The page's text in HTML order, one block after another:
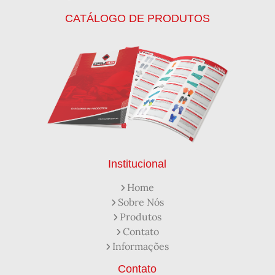
Calçados de Segurança
Calçados de Segurança Epi
Capacete de Segurança Ca
Capacete de Segurança Classe b
Capacetes de Proteção
Capacetes de Proteção EPI
Capacetes de Segurança
Capacetes EPI
Capa de Chuva Pvc Amarela C/ Forro e Capuz
Capa de Chuva Pvc Preta C/ Forro e Capuz
Como Protetor Solar Funciona
Creme Protetor da Pele
Creme Protetor para Pele
Desengraxante Industrial
Desengraxante Industrial Biodegradável
Desengraxante o Que é
CATÁLOGO DE PRODUTOS
Institucional
Home
Sobre Nós
Produtos
Contato
Informações
Contato